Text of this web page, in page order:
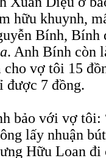
hữu khuynh,
Bính, Bính
. Anh Bính còn
cho vợ tôi 15
được 7 đồng.
bảo với vợ
lấy nhuận
Hữu Loan đi